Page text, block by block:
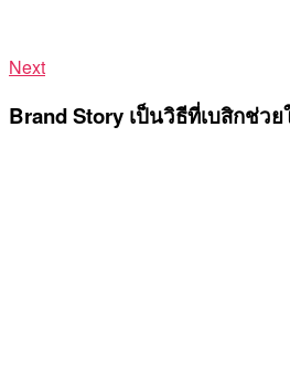
Next
Brand Story เป็นวิธีที่เบสิกช่ว